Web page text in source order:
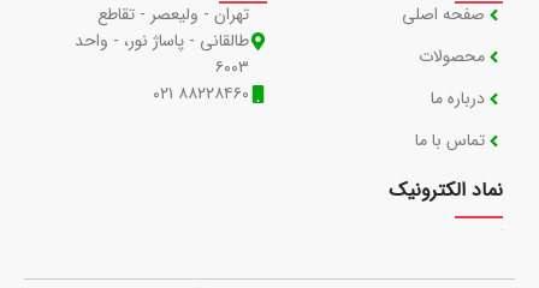
صفحه اصلی
محصولات
درباره ما
تماس با ما
تهران - ولیعصر - تقاطع
طالقانی - پاساژ نور، - واحد
۶۰۰۳
۸۸۲۲۸۴۶۰ ۰۲۱
نماد الکترونیک